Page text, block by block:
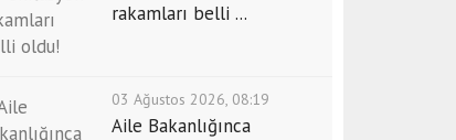
rakamları belli ...
03 Ağustos 2026, 08:19
Aile Bakanlığınca